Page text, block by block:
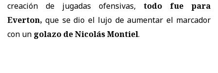
creación de jugadas ofensivas, todo fue para
Everton, que se dio el lujo de aumentar el marcador
con un golazo de Nicolás Montiel.